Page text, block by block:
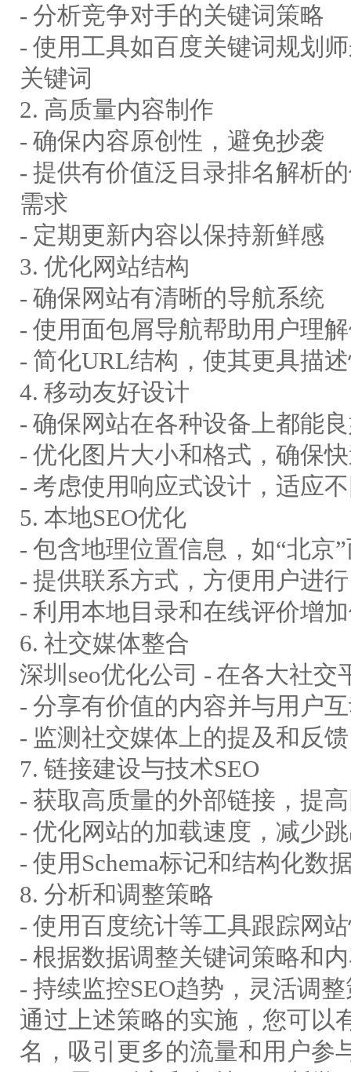
- 分析竞争对手的关键词策略
- 使用工具如百度关键词规划
关键词
2. 高质量内容制作
- 确保内容原创性，避免抄袭
- 提供有价值泛目录排名解析
需求
- 定期更新内容以保持新鲜感
3. 优化网站结构
- 确保网站有清晰的导航系统
- 使用面包屑导航帮助用户理
- 简化URL结构，使其更具描
4. 移动友好设计
- 确保网站在各种设备上都能
- 优化图片大小和格式，确保
- 考虑使用响应式设计，适应
5. 本地SEO优化
- 包含地理位置信息，如“北京
- 提供联系方式，方便用户进
- 利用本地目录和在线评价增
6. 社交媒体整合
深圳seo优化公司 - 在各大社
- 分享有价值的内容并与用户
- 监测社交媒体上的提及和反
7. 链接建设与技术SEO
- 获取高质量的外部链接，提
- 优化网站的加载速度，减少
- 使用Schema标记和结构化数
8. 分析和调整策略
- 使用百度统计等工具跟踪网
- 根据数据调整关键词策略和
- 持续监控SEO趋势，灵活调
通过上述策略的实施，您可以
名，吸引更多的流量和用户参